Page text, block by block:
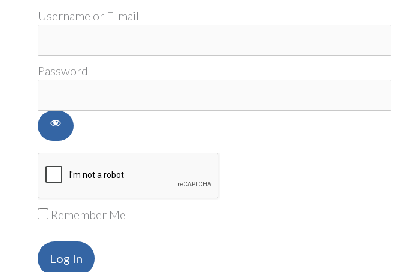
Username or E-mail
Password
Remember Me